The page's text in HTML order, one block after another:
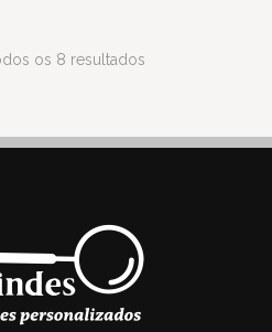
os 8 resultados